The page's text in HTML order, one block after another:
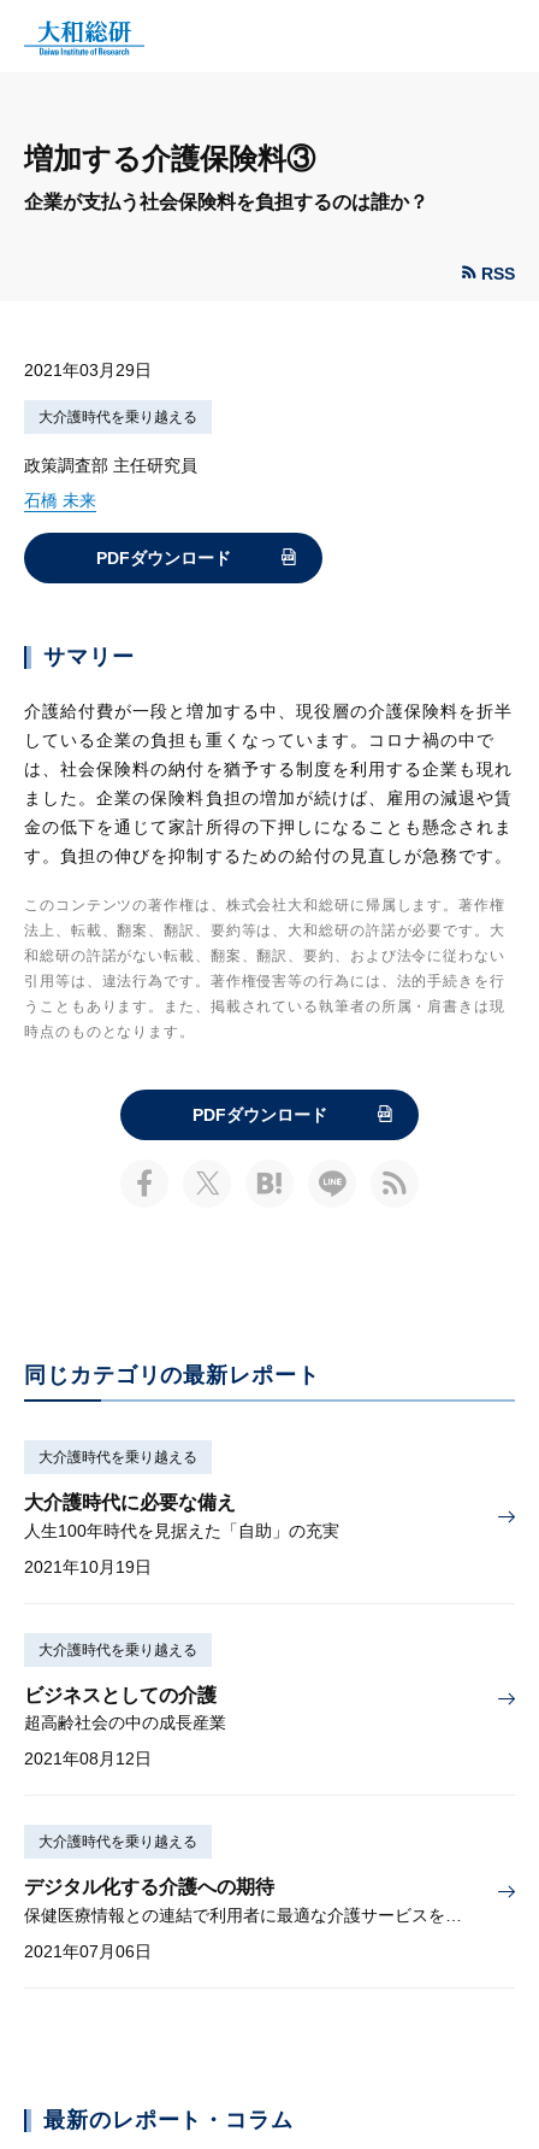
増加する介護保険料③
企業が支払う社会保険料を負担するのは誰か？
RSS
2021年03月29日
大介護時代を乗り越える
政策調査部 主任研究員
石橋 未来
PDFダウンロード
サマリー
介護給付費が一段と増加する中、現役層の介護保険料を折半
している企業の負担も重くなっています。コロナ禍の中で
は、社会保険料の納付を猶予する制度を利用する企業も現れ
ました。企業の保険料負担の増加が続けば、雇用の減退や賃
金の低下を通じて家計所得の下押しになることも懸念されま
す。負担の伸びを抑制するための給付の見直しが急務です。
このコンテンツの著作権は、株式会社大和総研に帰属します。著作権
法上、転載、翻案、翻訳、要約等は、大和総研の許諾が必要です。大
和総研の許諾がない転載、翻案、翻訳、要約、および法令に従わない
引用等は、違法行為です。著作権侵害等の行為には、法的手続きを行
うこともあります。また、掲載されている執筆者の所属・肩書きは現
時点のものとなります。
PDFダウンロード
同じカテゴリの最新レポート
大介護時代を乗り越える
大介護時代に必要な備え
人生100年時代を見据えた「自助」の充実
2021年10月19日
大介護時代を乗り越える
ビジネスとしての介護
超高齢社会の中の成長産業
2021年08月12日
大介護時代を乗り越える
デジタル化する介護への期待
2021年07月06日
最新のレポート・コラム